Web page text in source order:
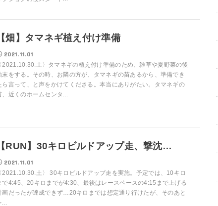
畑】タマネギ植え付け準備
2021.11.01
2021.10.30.土〉タマネギの植え付け準備のため、雑草や夏野菜の後
末をする。その時、お隣の方が、タマネギの苗あるから、準備でき
ら言って、と声をかけてくださる。本当にありがたい。タマネギの
、近くのホームセンタ...
RUN】30キロビルドアップ走、撃沈…
2021.11.01
2021.10.30.土〉 30キロビルドアップ走を実施。予定では、10キロ
で4:45、20キロまでが4:30、最後はレースペースの4:15まで上げる
画だったが達成できず…20キロまでは想定通り行けたが、そのあと